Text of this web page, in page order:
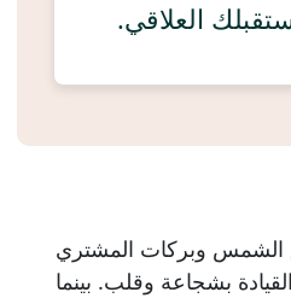
العلاقي.
الشمس وبركات المشتري
بشجاعة وقلب. بينما